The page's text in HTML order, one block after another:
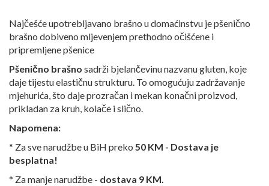
Najčešće upotrebljavano brašno u domaćinstvu je pšenično
brašno dobiveno mljevenjem prethodno očišćene i
pripremljene pšenice
Pšenično brašno sadrži bjelančevinu nazvanu gluten, koje
daje tijestu elastičnu strukturu. To omogućuju zadržavanje
mjehurića, što daje prozračan i mekan konačni proizvod,
prikladan za kruh, kolače i slično.
Napomena:
* Za sve narudžbe u BiH preko 50 KM - Dostava je
besplatna!
* Za manje narudžbe - dostava 9 KM.